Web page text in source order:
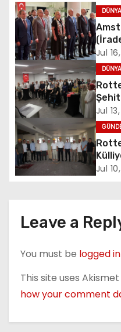
n
a
v
i
g
a
t
n
DÜNYA
Jul
DÜNYA
Jul
Jul
Leave a
You must be logged in
This site uses
how your comment